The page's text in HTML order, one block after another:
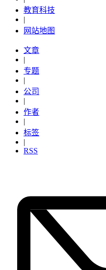
教育科技
|
网站地图
文章
|
专题
|
公司
|
作者
|
标签
|
RSS